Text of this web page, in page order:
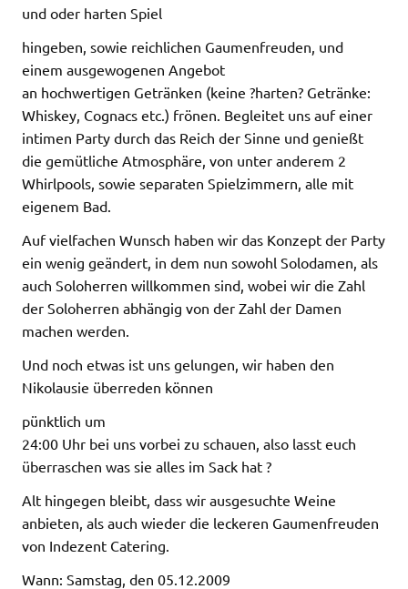
und oder harten Spiel
hingeben, sowie reichlichen Gaumenfreuden, und
einem ausgewogenen Angebot
an hochwertigen Getränken (keine ?harten? Getränke:
Whiskey, Cognacs etc.) frönen. Begleitet uns auf einer
intimen Party durch das Reich der Sinne und genießt
die gemütliche Atmosphäre, von unter anderem 2
Whirlpools, sowie separaten Spielzimmern, alle mit
eigenem Bad.
Auf vielfachen Wunsch haben wir das Konzept der Party
ein wenig geändert, in dem nun sowohl Solodamen, als
auch Soloherren willkommen sind, wobei wir die Zahl
der Soloherren abhängig von der Zahl der Damen
machen werden.
Und noch etwas ist uns gelungen, wir haben den
Nikolausie überreden können
pünktlich um
24:00 Uhr bei uns vorbei zu schauen, also lasst euch
überraschen was sie alles im Sack hat ?
Alt hingegen bleibt, dass wir ausgesuchte Weine
anbieten, als auch wieder die leckeren Gaumenfreuden
von Indezent Catering.
Wann: Samstag, den 05.12.2009